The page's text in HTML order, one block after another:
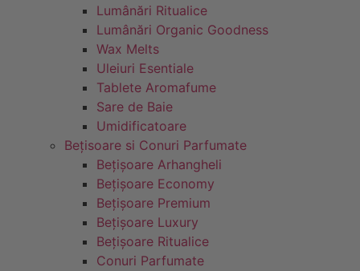
Lumânări Ritualice
Lumânări Organic Goodness
Wax Melts
Uleiuri Esentiale
Tablete Aromafume
Sare de Baie
Umidificatoare
Bețisoare si Conuri Parfumate
Bețișoare Arhangheli
Bețișoare Economy
Bețișoare Premium
Bețișoare Luxury
Bețișoare Ritualice
Conuri Parfumate